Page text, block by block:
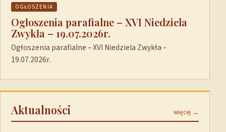
OGŁOSZENIA
Ogłoszenia parafialne – XVI Niedziela
Zwykła – 19.07.2026r.
Ogłoszenia parafialne – XVI Niedziela Zwykła –
19.07.2026r.
Aktualności więcej →